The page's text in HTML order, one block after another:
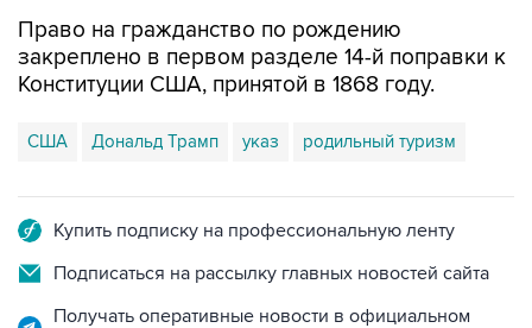
Конституции США, принятой в 1868 году.
США Дональд Трамп указ родильный туризм
Подписаться на рассылку главных новостей сайта
Получать оперативные новости в официальном